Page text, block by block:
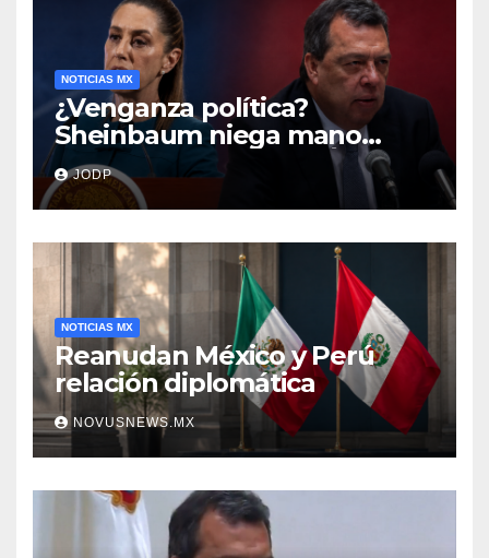
NOTICIAS MX
¿Venganza política?
Sheinbaum niega mano
negra en captura de Ángel
Aguirre
JODP
NOTICIAS MX
Reanudan México y Perú
relación diplomática
NOVUSNEWS.MX